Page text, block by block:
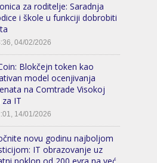
za roditelje: Saradnja
i škole u funkciji dobrobiti
04/02/2026
Blokčejn token kao
model ocenjivanja
na Comtrade Visokoj
IT
14/01/2026
novu godinu najboljom
IT obrazovanje uz